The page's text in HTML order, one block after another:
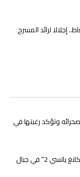
لرائد المسرح
وتؤكد رغبتها في
يوسف التازي يحقق إنجازًا تاريخيًا ببلوغ قمة “كانغ ياتسي 2” في جبال